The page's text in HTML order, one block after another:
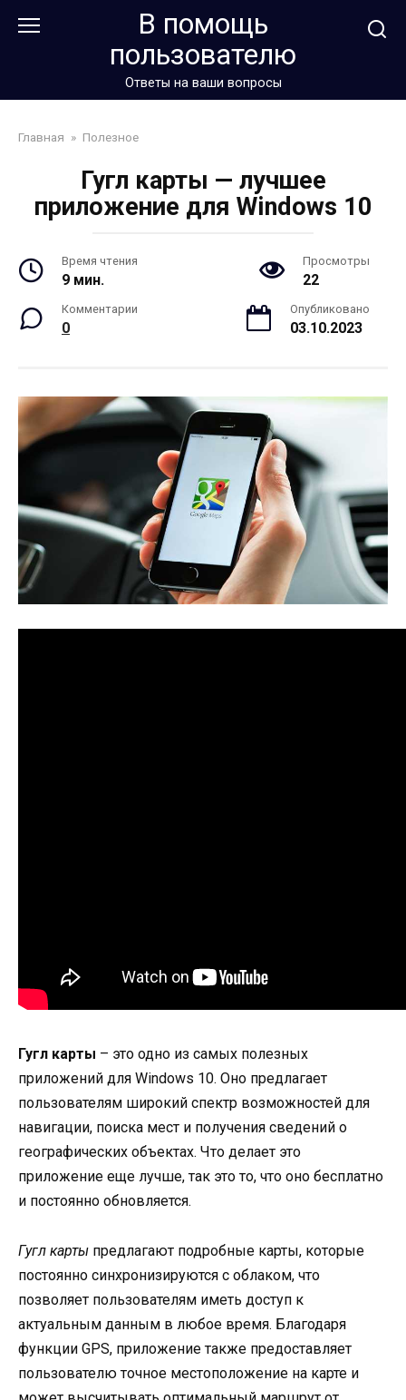
В помощь
пользователю
Ответы на ваши вопросы
Главная » Полезное
Гугл карты — лучшее
приложение для Windows 10
Время чтения
9 мин.
Просмотры
22
Комментарии
0
Опубликовано
03.10.2023
Гугл карты – это одно из самых полезных
приложений для Windows 10. Оно предлагает
пользователям широкий спектр возможностей для
навигации, поиска мест и получения сведений о
географических объектах. Что делает это
приложение еще лучше, так это то, что оно бесплатно
и постоянно обновляется.
Гугл карты предлагают подробные карты, которые
постоянно синхронизируются с облаком, что
позволяет пользователям иметь доступ к
актуальным данным в любое время. Благодаря
функции GPS, приложение также предоставляет
пользователю точное местоположение на карте и